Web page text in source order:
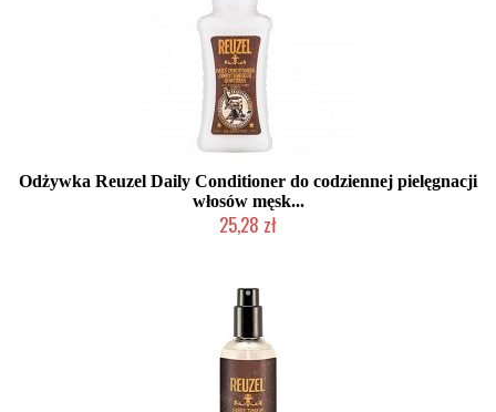
Odżywka Reuzel Daily Conditioner do codziennej pielęgnacji
włosów męsk...
25,28 zł